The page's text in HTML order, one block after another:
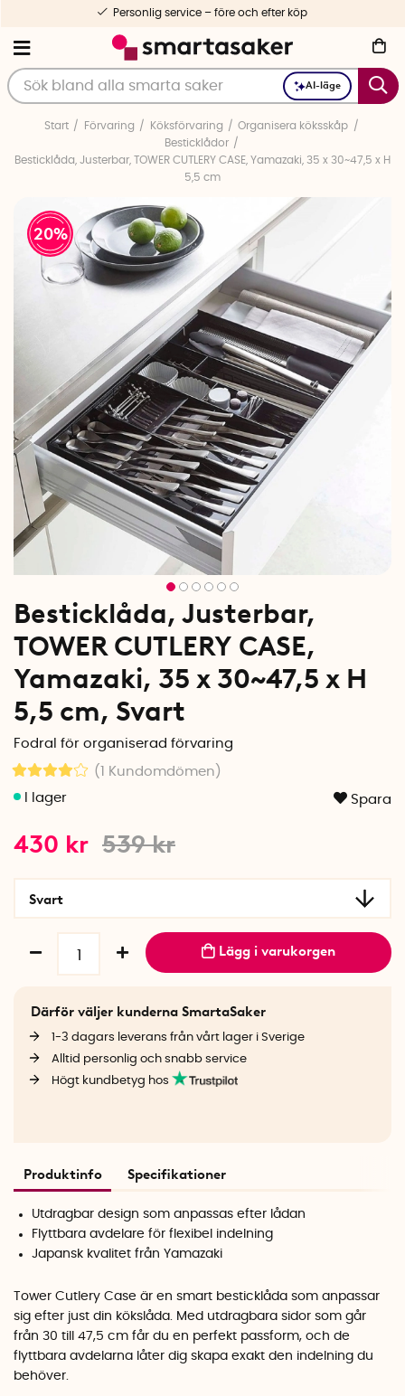
AI-läge
Personlig service – före och efter köp
Start Förvaring Köksförvaring
Organisera köksskåp
Besticklådor
Besticklåda, Justerbar, TOWER CUTLERY CASE, Yamazaki, 35 x 30~47,5 x H
5,5 cm
20
Besticklåda, Justerbar,
TOWER CUTLERY CASE,
Yamazaki, 35 x 30~47,5 x H
5,5 cm, Svart
Fodral för organiserad förvaring
(1 Kundomdömen )
Spara
539kr
430 kr
Svart
Lägg i varukorgen
Därför väljer kunderna SmartaSaker
1-3 dagars leverans från vårt lager i Sverige
Alltid personlig och snabb service
Högt kundbetyg hos
Produktinfo Specifikationer
Utdragbar design som anpassas efter lådan
Flyttbara avdelare för flexibel indelning
Japansk kvalitet från Yamazaki
Tower Cutlery Case är en smart besticklåda som anpassar
sig efter just din kökslåda. Med utdragbara sidor som går
från 30 till 47,5 cm får du en perfekt passform, och de
flyttbara avdelarna låter dig skapa exakt den indelning du
behöver.